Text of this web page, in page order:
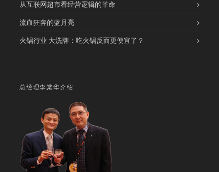
从互联网超市看经营逻辑的革命
流血狂奔的蓝月亮
火锅行业 大洗牌：吃火锅反而更便宜了？
总经理李棠华介绍